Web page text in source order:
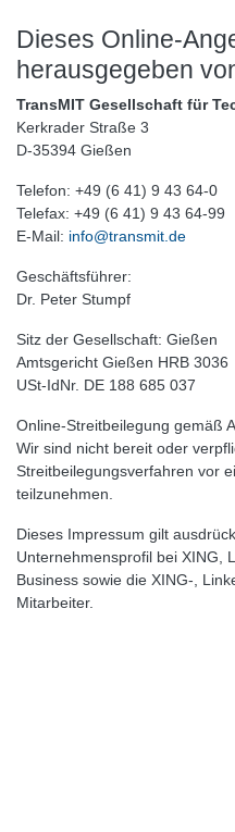
Dieses Online-
herausgegeben
TransMIT Gesellschaft für
Kerkrader Straße 3
D-35394 Gießen
Telefon: +49 (6 41) 9 43 64-0
Telefax: +49 (6 41) 9 43 64-99
E-Mail: info@transmit.de
Geschäftsführer:
Dr. Peter Stumpf
Sitz der Gesellschaft: Gießen
Amtsgericht Gießen HRB 3036
USt-IdNr. DE 188 685 037
Online-Streitbeilegung gemäß
Wir sind nicht bereit oder
Streitbeilegungsverfahren vor
teilzunehmen.
Dieses Impressum gilt
Unternehmensprofil bei XING,
Business sowie die XING-,
Mitarbeiter.